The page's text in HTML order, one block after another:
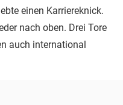
einen Karriereknick.
nach oben. Drei Tore
auch international